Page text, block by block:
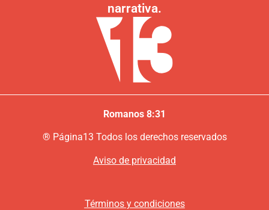
narrativa.
Romanos 8:31
® Página13 Todos los derechos reservados
Aviso de privacidad
Términos y condiciones